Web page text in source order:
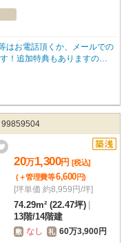
はお電話頂くか、メールでの
！追加特典もありますので
20万1,300円 [税込]
(＋管理費等6,600円)
[坪単価 約8,959円/坪]
74.29m² (22.47坪)
13階/14階建
敷 なし 礼 60万3,900円